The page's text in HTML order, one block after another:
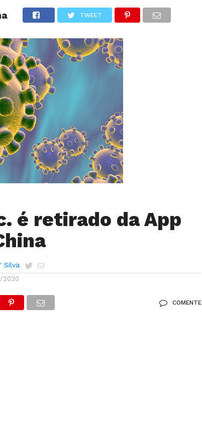
ARTIGOS COBERTURA DE EVENTOS
TWEET
é retirado da App
Silva
2020
COMENTE